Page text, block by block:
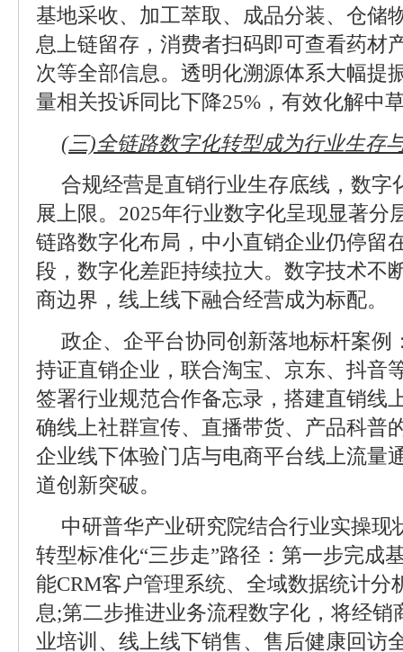
基地采收、加工萃取、成品分装、仓储
息上链留存，消费者扫码即可查看药材
次等全部信息。透明化溯源体系大幅提
量相关投诉同比下降25%，有效化解中
(三)全链路数字化转型成为行业生存
合规经营是直销行业生存底线，数字
展上限。2025年行业数字化呈现显著分
链路数字化布局，中小直销企业仍停留
段，数字化差距持续拉大。数字技术不
商边界，线上线下融合经营成为标配。
政企、企平台协同创新落地标杆案例
持证直销企业，联合淘宝、京东、抖音
签署行业规范合作备忘录，搭建直销线
确线上社群宣传、直播带货、产品科普
企业线下体验门店与电商平台线上流量
道创新突破。
中研普华产业研究院结合行业实操现
转型标准化“三步走”路径：第一步完成
能CRM客户管理系统、全域数据统计分
息;第二步推进业务流程数字化，将经销
业培训、线上线下销售、售后健康回访